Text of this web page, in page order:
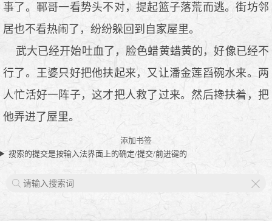
事了。鄆哥一看势头不对，提起篮子落荒而逃。街坊邻
居也不看热闹了，纷纷躲回到自家屋里。
武大已经开始吐血了，脸色蜡黄蜡黄的，好像已经不
行了。王婆只好把他扶起来，又让潘金莲舀碗水来。两
人忙活好一阵子，这才把人救了过来。然后搀扶着，把
他弄进了屋里。
添加书签
搜索的提交是按输入法界面上的确定/提交/前进键的